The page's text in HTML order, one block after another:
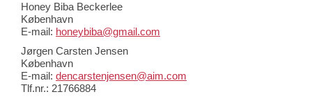
Honey Biba Beckerlee
København
E-mail: honeybiba@gmail.com
Jørgen Carsten Jensen
København
E-mail: dencarstenjensen@aim.com
Tlf.nr.: 21766884